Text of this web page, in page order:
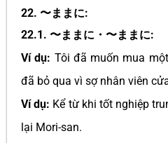
22. 〜ままに:
22.1. 〜ままに・〜ままに:
Ví dụ: Tôi đã muốn mua
đã bỏ qua vì sợ nhân viên
Ví dụ: Kể từ khi tốt nghiệp
lại Mori-san.